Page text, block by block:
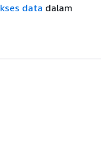
data dalam